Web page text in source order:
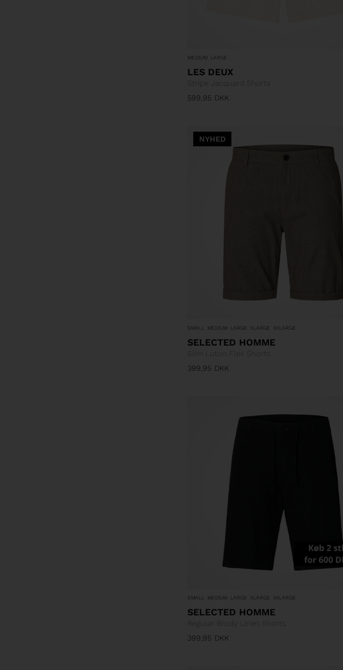
MEDIUM LARGE
LES DEUX
599,95 DKK
NYHED
SMALL MEDIUM LARGE XLARGE XXLARGE
SELECTED HOMME
Slim Luton Flex Shorts
399,95 DKK
SMALL MEDIUM LARGE XLARGE XXLARGE
SELECTED HOMME
399,95 DKK